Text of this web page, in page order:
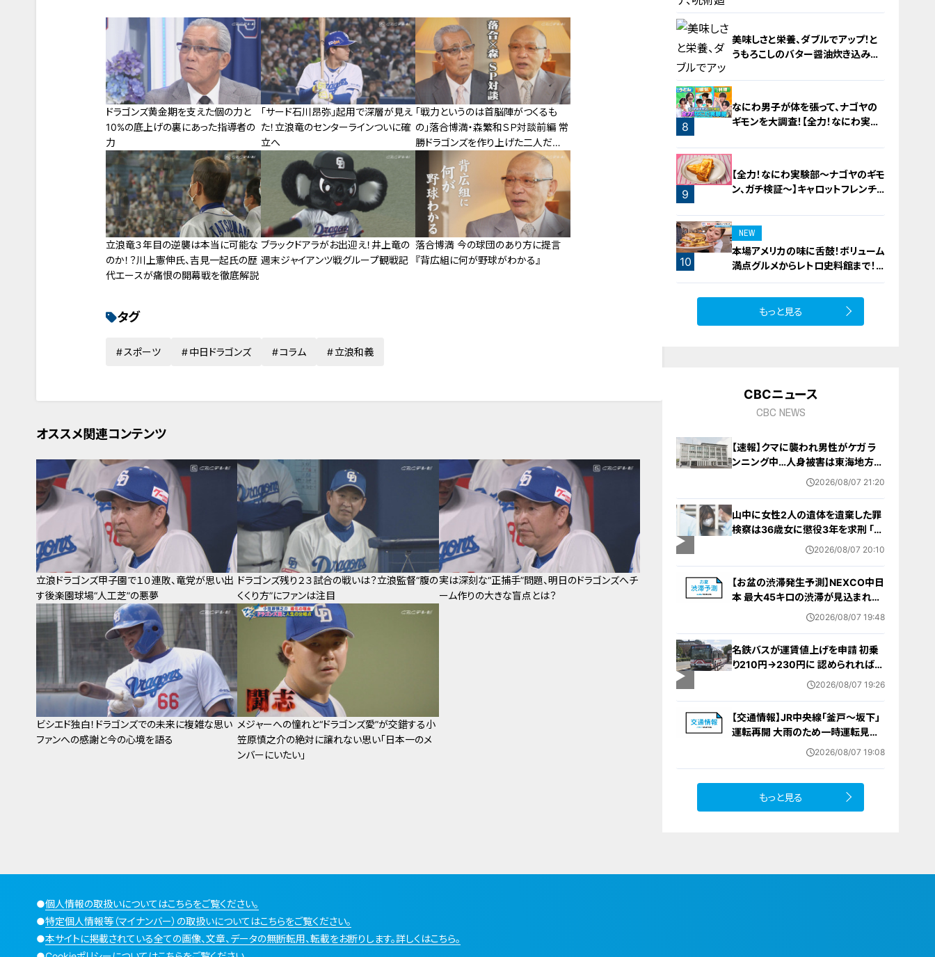
ドラゴンズ黄金期を支えた個の力と
10%の底上げの裏にあった指導者の
力
「サード石川昂弥」起用で深層が見え
た！立浪竜のセンターラインついに確
立へ
「戦力というのは首脳陣がつくるも
の」落合博満・森繁和ＳＰ対談前編 常
勝ドラゴンズを作り上げた二人だか
らこそ言える古巣への叱咤激励
立浪竜３年目の逆襲は本当に可能な
のか！？川上憲伸氏、吉見一起氏の歴
代エースが痛恨の開幕戦を徹底解説
ブラックドアラがお出迎え！井上竜の
週末ジャイアンツ戦グループ観戦記
落合博満 今の球団のあり方に提言
『背広組に何が野球がわかる』
タグ
スポーツ 中日ドラゴンズ コラム 立浪和義
オススメ関連コンテンツ
立浪ドラゴンズ甲子園で１０連敗、竜党が思い出
す後楽園球場“人工芝”の悪夢
ドラゴンズ残り２３試合の戦いは？立浪監督“腹の
くくり方”にファンは注目
実は深刻な“正捕手”問題、明日のドラゴンズへチ
ーム作りの大きな盲点とは？
ビシエド独白！ドラゴンズでの未来に複雑な思い
ファンへの感謝と今の心境を語る
メジャーへの憧れと“ドラゴンズ愛”が交錯する小
笠原慎之介の絶対に譲れない思い「日本一のメ
ンバーにいたい」
6
7
美味しさと栄養、ダブルでアップ！と
うもろこしのバター醤油炊き込みご
8
なにわ男子が体を張って、ナゴヤの
ギモンを大調査！【全力！なにわ実験
9
【全力！なにわ実験部～ナゴヤのギモ
ン、ガチ検証～】キャロットフレンチ
10
NEW
本場アメリカの味に舌鼓！ボリューム
満点グルメからレトロ史料館まで！
愛知・東海市の感動スポット3選
もっと見る
CBCニュース
CBC NEWS
【速報】クマに襲われ男性がケガ ラ
ンニング中…人身被害は東海地方で
今シーズン初めて 岐阜県高山市
2026/08/07 21:20
山中に女性2人の遺体を遺棄した罪
検察は36歳女に懲役3年を求刑 ｢遺
棄時に近くに居続けたこと自体が重
2026/08/07 20:10
【お盆の渋滞発生予測】NEXCO中日
本 最大45キロの渋滞が見込まれる
区間も… 中央道・東名・新東名・東名
2026/08/07 19:48
名鉄バスが運賃値上げを申請 初乗
り210円→230円に 認められれば
12月から全路線で平均1割程度の値
2026/08/07 19:26
【交通情報】JR中央線「釜戸～坂下」
運転再開 大雨のため一時運転見合
2026/08/07 19:08
もっと見る
●個人情報の取扱いについてはこちらをご覧ください。
●特定個人情報等（マイナンバー）の取扱いについてはこちらをご覧ください。
●本サイトに掲載されている全ての画像、文章、データの無断転用、転載をお断りします。詳しくはこちら。